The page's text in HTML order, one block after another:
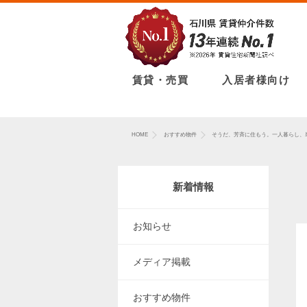
賃貸・売買 入居者様向け
HOME おすすめ物件 そうだ、芳斉に住もう。一人暮らし、
新着情報
お知らせ
メディア掲載
おすすめ物件